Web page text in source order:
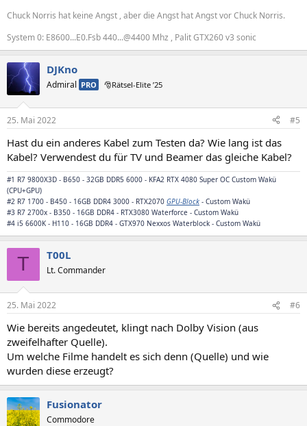
Chuck Norris hat keine Angst , aber die Angst hat Angst vor Chuck Norris.
System 0: E8600...E0.Fsb 440...@4400 Mhz , Palit GTX260 v3 sonic
DJKno
Admiral PRO 🎅Rätsel-Elite ’25
25. Mai 2022 #5
Hast du ein anderes Kabel zum Testen da? Wie lang ist das
Kabel? Verwendest du für TV und Beamer das gleiche Kabel?
#1 R7 9800X3D - B650 - 32GB DDR5 6000 - KFA2 RTX 4080 Super OC Custom Wakü
(CPU+GPU)
#2 R7 1700 - B450 - 16GB DDR4 3000 - RTX2070 GPU-Block - Custom Wakü
#3 R7 2700x - B350 - 16GB DDR4 - RTX3080 Waterforce - Custom Wakü
#4 i5 6600K - H110 - 16GB DDR4 - GTX970 Nexxos Waterblock - Custom Wakü
T T00L
Lt. Commander
25. Mai 2022 #6
Wie bereits angedeutet, klingt nach Dolby Vision (aus
zweifelhafter Quelle).
Um welche Filme handelt es sich denn (Quelle) und wie
wurden diese erzeugt?
Fusionator
Commodore